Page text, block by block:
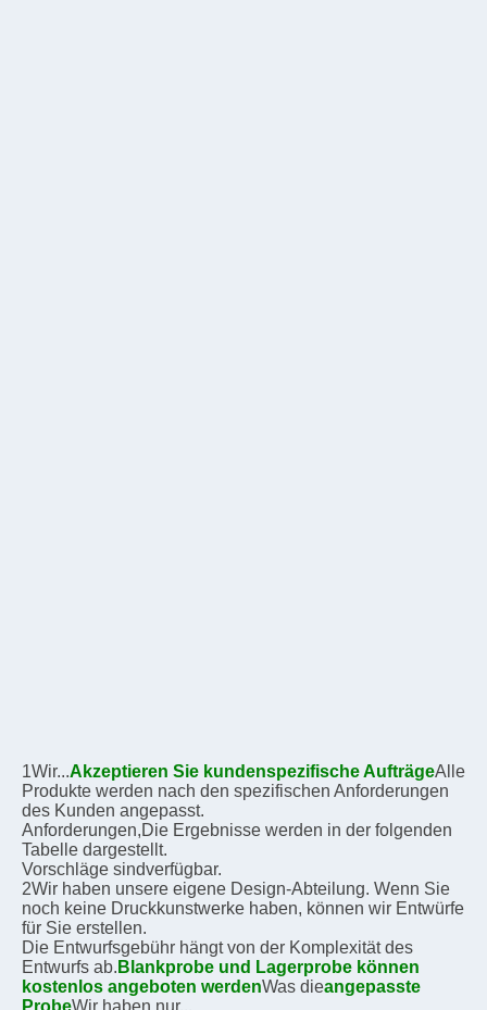
1Wir...Akzeptieren Sie kundenspezifische AufträgeAlle
Produkte werden nach den spezifischen Anforderungen
des Kunden angepasst.
Anforderungen,Die Ergebnisse werden in der folgenden
Tabelle dargestellt.
Vorschläge sindverfügbar.
2Wir haben unsere eigene Design-Abteilung. Wenn Sie
noch keine Druckkunstwerke haben, können wir Entwürfe
für Sie erstellen.
Die Entwurfsgebühr hängt von der Komplexität des
Entwurfs ab. Blankprobe und Lagerprobe können
kostenlos angeboten werdenWas dieangepasste
ProbeWir haben nur...